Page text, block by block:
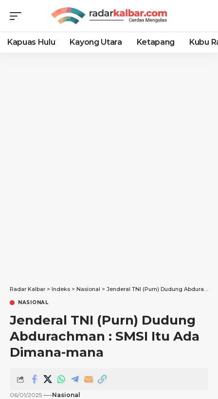
Kapuas Hulu Kayong Utara Ketapang Kubu
Radar Kalbar > Indeks > Nasional > Jenderal TNI (Purn) Dudung Abdurachman : SMSI Itu Ada Dimana-mana
NASIONAL
Jenderal TNI (Purn) Dudung
Abdurachman : SMSI Itu Ada
Dimana-mana
06/01/2025 Nasional